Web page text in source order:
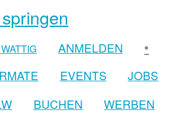
ANMELDEN •
EVENTS JOBS
BUCHEN
WERBEN